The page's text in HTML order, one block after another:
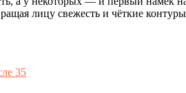
лицу свежесть и чёткие
35